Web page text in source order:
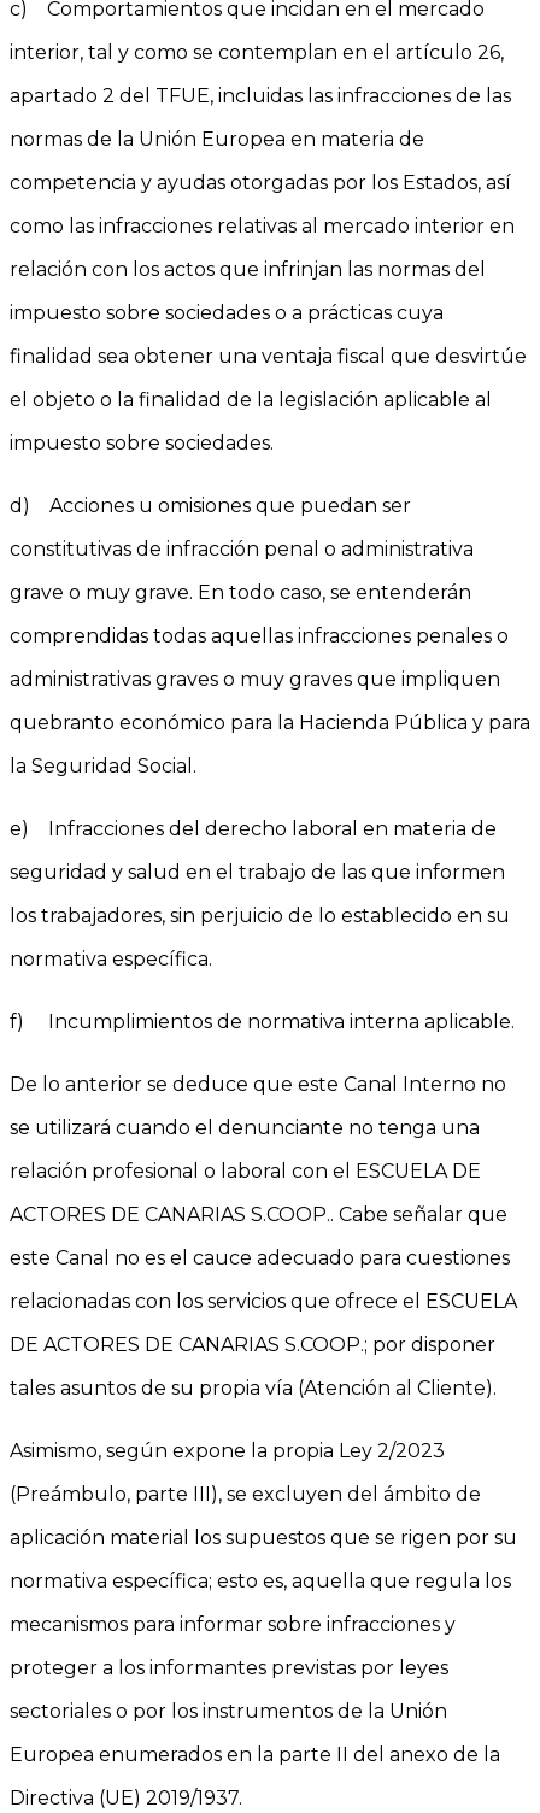
c) Comportamientos que incidan en el mercado
interior, tal y como se contemplan en el artículo 26,
apartado 2 del TFUE, incluidas las infracciones de las
normas de la Unión Europea en materia de
competencia y ayudas otorgadas por los Estados, así
como las infracciones relativas al mercado interior en
relación con los actos que infrinjan las normas del
impuesto sobre sociedades o a prácticas cuya
finalidad sea obtener una ventaja fiscal que desvirtúe
el objeto o la finalidad de la legislación aplicable al
impuesto sobre sociedades.
d) Acciones u omisiones que puedan ser
constitutivas de infracción penal o administrativa
grave o muy grave. En todo caso, se entenderán
comprendidas todas aquellas infracciones penales o
administrativas graves o muy graves que impliquen
quebranto económico para la Hacienda Pública y para
la Seguridad Social.
e) Infracciones del derecho laboral en materia de
seguridad y salud en el trabajo de las que informen
los trabajadores, sin perjuicio de lo establecido en su
normativa específica.
f) Incumplimientos de normativa interna aplicable.
De lo anterior se deduce que este Canal Interno no
se utilizará cuando el denunciante no tenga una
relación profesional o laboral con el ESCUELA DE
ACTORES DE CANARIAS S.COOP.. Cabe señalar que
este Canal no es el cauce adecuado para cuestiones
relacionadas con los servicios que ofrece el ESCUELA
DE ACTORES DE CANARIAS S.COOP.; por disponer
tales asuntos de su propia vía (Atención al Cliente).
Asimismo, según expone la propia Ley 2/2023
(Preámbulo, parte III), se excluyen del ámbito de
aplicación material los supuestos que se rigen por su
normativa específica; esto es, aquella que regula los
mecanismos para informar sobre infracciones y
proteger a los informantes previstas por leyes
sectoriales o por los instrumentos de la Unión
Europea enumerados en la parte II del anexo de la
Directiva (UE) 2019/1937.